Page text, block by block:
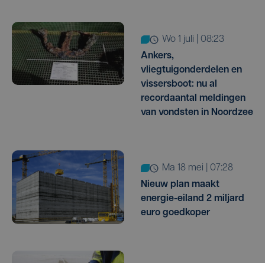
wo 1 juli | 08:23
Ankers,
vliegtuigonderdelen en
vissersboot: nu al
recordaantal meldingen
van vondsten in Noordzee
ma 18 mei | 07:28
Nieuw plan maakt
energie-eiland 2 miljard
euro goedkoper